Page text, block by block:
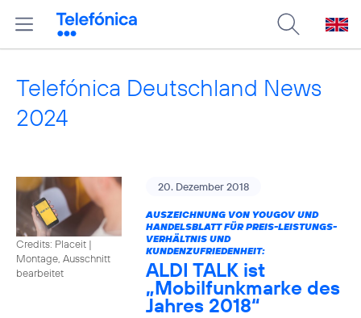
Telefónica Deutschland News
2024
Credits: Placeit |
Montage, Ausschnitt
bearbeitet
20. Dezember 2018
AUSZEICHNUNG VON YOUGOV UND
HANDELSBLATT FÜR PREIS-LEISTUNGS-
VERHÄLTNIS UND
KUNDENZUFRIEDENHEIT:
ALDI TALK ist
„Mobilfunkmarke des
Jahres 2018“